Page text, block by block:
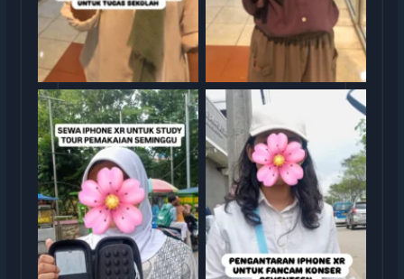
Sewa iphone jakarta Sewa iphone jakarta